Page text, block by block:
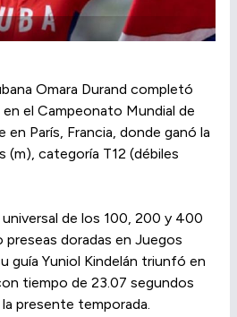
Omara Durand completó
el Campeonato Mundial de
París, Francia, donde ganó la
(m), categoría T12 (débiles
de los 100, 200 y 400
preseas doradas en Juegos
guía Yuniol Kindelán triunfó en
tiempo de 23.07 segundos
presente temporada.